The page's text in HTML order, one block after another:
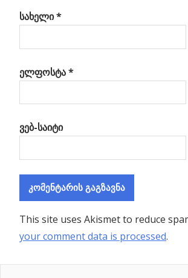
სახელი*
ელფოსტა*
ვებ-საიტი
This site uses Akismet to reduce
your comment data is processed.